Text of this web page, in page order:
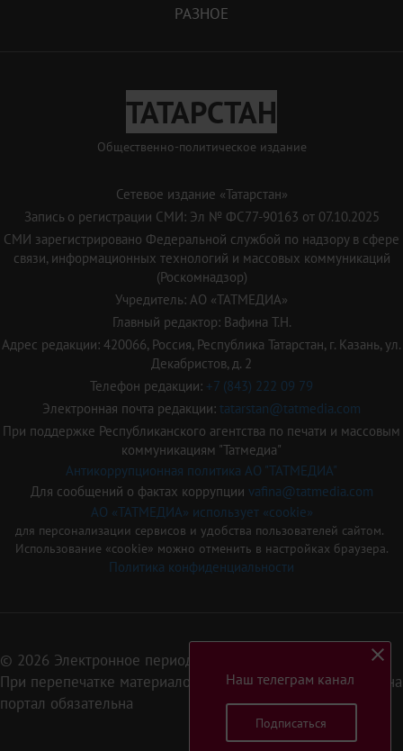
РАЗНОЕ
ТАТАРСТАН
Общественно-политическое издание
Сетевое издание «Татарстан»
Запись о регистрации СМИ: Эл № ФС77-90163 от 07.10.2025
СМИ зарегистрировано Федеральной службой по надзору в сфере
связи, информационных технологий и массовых коммуникаций
(Роскомнадзор)
Учредитель: АО «ТАТМЕДИА»
Главный редактор: Вафина Т.Н.
Адрес редакции: 420066, Россия, Республика Татарстан, г. Казань, ул.
Декабристов, д. 2
Телефон редакции: +7 (843) 222 09 79
Электронная почта редакции: tatarstan@tatmedia.com
При поддержке Республиканского агентства по печати и массовым
коммуникациям "Татмедиа"
Антикоррупционная политика АО "ТАТМЕДИА"
Для сообщений о фактах коррупции vafina@tatmedia.com
АО «ТАТМЕДИА» использует «cookie»
для персонализации сервисов и удобства пользователей сайтом.
Использование «cookie» можно отменить в настройках браузера.
Политика конфиденциальности
© 2026 Электронное периодическое издание «Татарстан»
При перепечатке материалов или их фрагментов ссылка на
портал обязательна
Наш телеграм канал
Подписаться